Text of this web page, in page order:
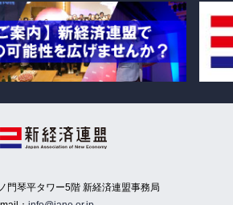
門琴平タワー5階 新経済連盟事務局